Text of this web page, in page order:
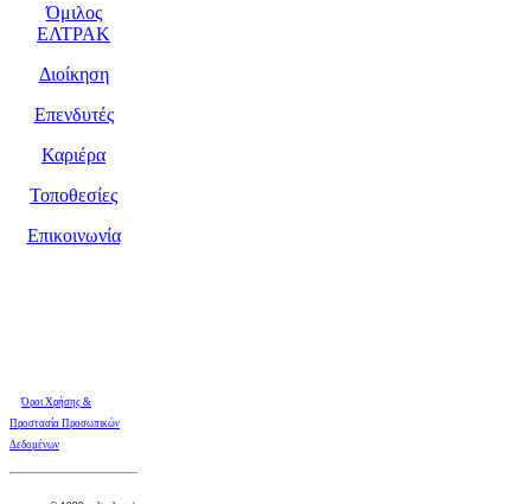
Όμιλος
ΕΛΤΡΑΚ
Διοίκηση
Επενδυτές
Καριέρα
Τοποθεσίες
Επικοινωνία
Όροι Χρήσης &
Προστασία Προσωπικών
Δεδομένων